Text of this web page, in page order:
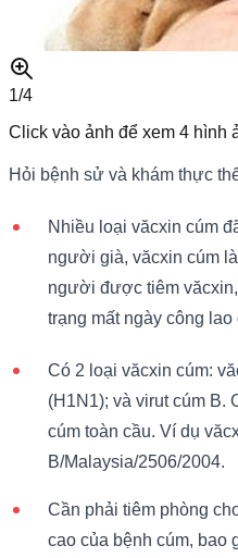
1/4
Click vào ảnh để xem 4 hình
Hỏi bệnh sử và khám thực
Nhiều loại văcxin cúm
người già, văcxin cúm
người được tiêm
trạng mất ngày công
Có 2 loại văcxin cúm:
(H1N1); và virut cúm B.
cúm toàn cầu. Ví dụ
B/Malaysia/2506/2004.
Cần phải tiêm phòng
cao của bệnh cúm, bao